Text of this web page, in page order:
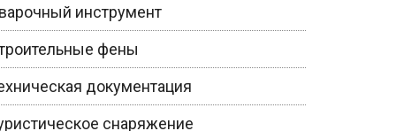
инструмент
фены
документация
снаряжение